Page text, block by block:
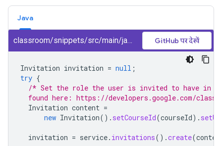
Java
classroom/snippets/src/main/java/CreateInvitation.java GitHub पर देखें
Invitation invitation = null ;
try {
/* Set the role the user is invited to have in
found here: https://developers.google.com/
Invitation content =
new Invitation(). setCourseId(courseId).
invitation = service. invitations().create(